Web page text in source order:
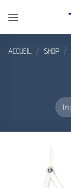
ACCUEIL / SHOP /